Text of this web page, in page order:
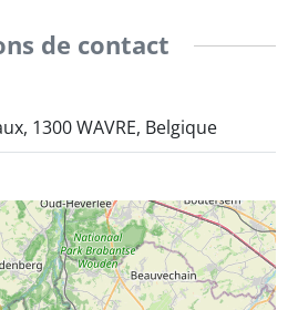
de contact
1300 WAVRE, Belgique